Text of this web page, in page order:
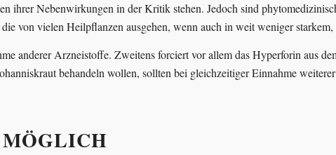
ihrer Nebenwirkungen in der Kritik stehen. Jedoch sind
von vielen Heilpflanzen ausgehen, wenn auch in weit weniger starkem,
anderer Arzneistoffe. Zweitens forciert vor allem das Hyperforin aus
behandeln wollen, sollten bei gleichzeitiger Einnahme